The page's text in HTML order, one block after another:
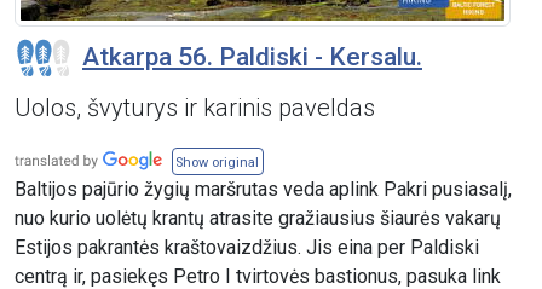
Atkarpa 56. Paldiski - Kersalu.
Uolos, švyturys ir karinis paveldas
Show original
Baltijos pajūrio žygių maršrutas veda aplink Pakri pusiasalį,
nuo kurio uolėtų krantų atrasite gražiausius šiaurės vakarų
Estijos pakrantės kraštovaizdžius. Jis eina per Paldiski
centrą ir, pasiekęs Petro I tvirtovės bastionus, pasuka link